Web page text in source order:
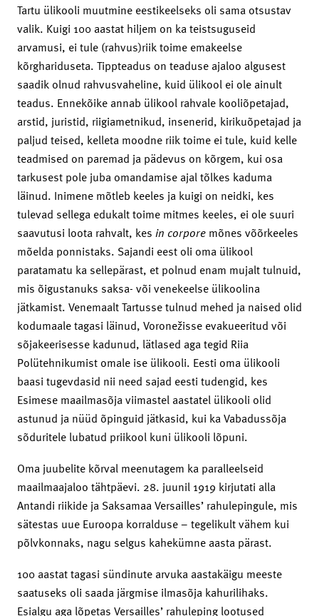
Tartu ülikooli muutmine eestikeelseks oli sama otsustav
valik. Kuigi 100 aastat hiljem on ka teistsuguseid
arvamusi, ei tule (rahvus)riik toime emakeelse
kõrghariduseta. Tippteadus on teaduse ajaloo algusest
saadik olnud rahvusvaheline, kuid ülikool ei ole ainult
teadus. Ennekõike annab ülikool rahvale kooliõpetajad,
arstid, juristid, riigiametnikud, insenerid, kirikuõpetajad ja
paljud teised, kelleta moodne riik toime ei tule, kuid kelle
teadmised on paremad ja pädevus on kõrgem, kui osa
tarkusest pole juba omandamise ajal tõlkes kaduma
läinud. Inimene mõtleb keeles ja kuigi on neidki, kes
tulevad sellega edukalt toime mitmes keeles, ei ole suuri
saavutusi loota rahvalt, kes in corpore mõnes võõrkeeles
mõelda ponnistaks. Sajandi eest oli oma ülikool
paratamatu ka sellepärast, et polnud enam mujalt tulnuid,
mis õigustanuks saksa- või venekeelse ülikoolina
jätkamist. Venemaalt Tartusse tulnud mehed ja naised olid
kodumaale tagasi läinud, Voronežisse evakueeritud või
sõjakeerisesse kadunud, lätlased aga tegid Riia
Polütehnikumist omale ise ülikooli. Eesti oma ülikooli
baasi tugevdasid nii need sajad eesti tudengid, kes
Esimese maailmasõja viimastel aastatel ülikooli olid
astunud ja nüüd õpinguid jätkasid, kui ka Vabadussõja
sõduritele lubatud priikool kuni ülikooli lõpuni.
Oma juubelite kõrval meenutagem ka paralleelseid
maailmaajaloo tähtpäevi. 28. juunil 1919 kirjutati alla
Antandi riikide ja Saksamaa Versailles’ rahulepingule, mis
sätestas uue Euroopa korralduse – tegelikult vähem kui
põlvkonnaks, nagu selgus kahekümne aasta pärast.
100 aastat tagasi sündinute arvuka aastakäigu meeste
saatuseks oli saada järgmise ilmasõja kahurilihaks.
Esialgu aga lõpetas Versailles’ rahuleping lootused